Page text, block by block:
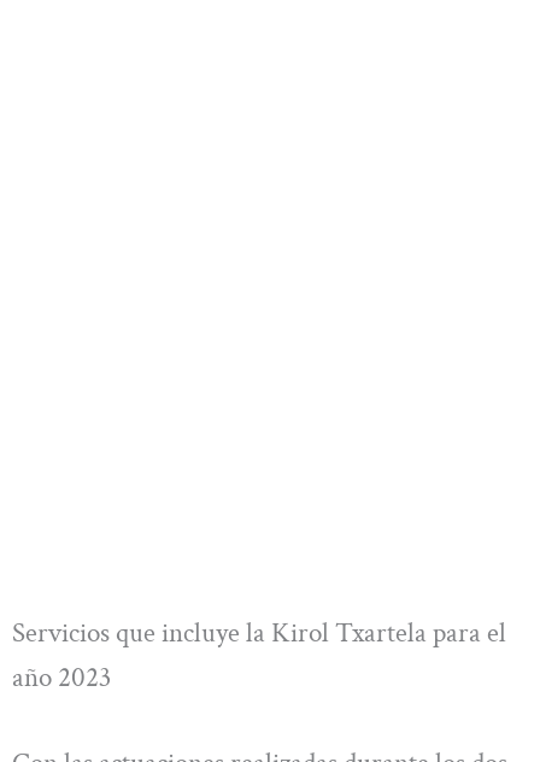
Servicios que incluye la Kirol Txartela para el
año 2023